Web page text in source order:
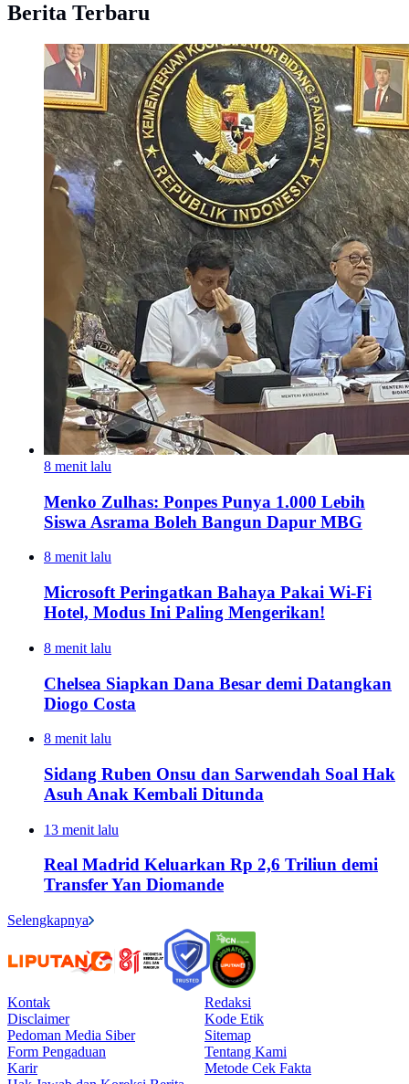
Berita Terbaru
8 menit lalu
Menko Zulhas: Ponpes Punya 1.000 Lebih
Siswa Asrama Boleh Bangun Dapur MBG
8 menit lalu
Microsoft Peringatkan Bahaya Pakai Wi-Fi
Hotel, Modus Ini Paling Mengerikan!
8 menit lalu
Chelsea Siapkan Dana Besar demi Datangkan
Diogo Costa
8 menit lalu
Sidang Ruben Onsu dan Sarwendah Soal Hak
Asuh Anak Kembali Ditunda
13 menit lalu
Real Madrid Keluarkan Rp 2,6 Triliun demi
Transfer Yan Diomande
Selengkapnya
Kontak
Redaksi
Disclaimer
Kode Etik
Pedoman Media Siber
Sitemap
Form Pengaduan
Tentang Kami
Karir
Metode Cek Fakta